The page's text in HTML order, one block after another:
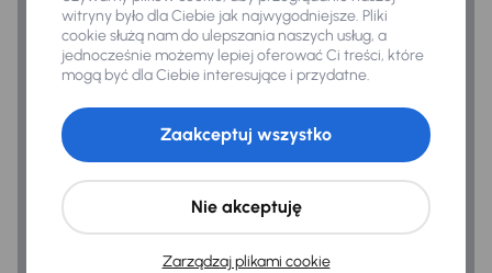
Ładowanie bezprzewodowe
MirrorLink
Nawigacja
Virtual cockpit
Bezpieczeństwo
witryny było dla Ciebie jak najwygodniejsze. Pliki
cookie służą nam do ulepszania naszych usług, a
jednocześnie możemy lepiej oferować Ci treści, które
mogą być dla Ciebie interesujące i przydatne.
Zarządzaj plikami cookie
Nie akceptuję
Zaakceptuj wszystko